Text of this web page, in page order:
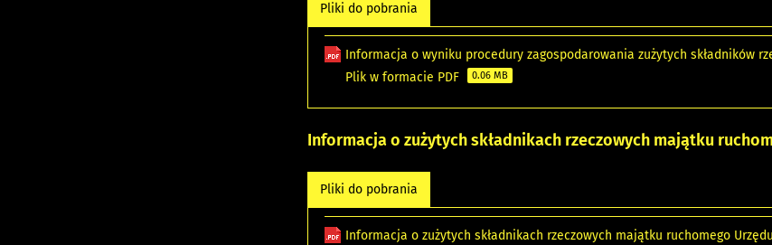
Pliki do pobrania
Informacja o wyniku procedury zagospodarowania zużytych składników
Plik w formacie PDF
0.06 MB
Informacja o zużytych składnikach rzeczowych majątku
Pliki do pobrania
Informacja o zużytych składnikach rzeczowych majątku ruchomego